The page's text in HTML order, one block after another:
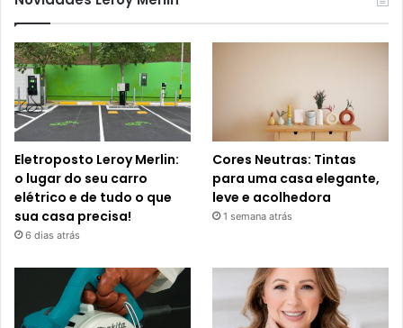
Eletroposto Leroy Merlin:
o lugar do seu carro
elétrico e de tudo o que
sua casa precisa!
6 dias atrás
Cores Neutras: Tintas
para uma casa elegante,
leve e acolhedora
1 semana atrás